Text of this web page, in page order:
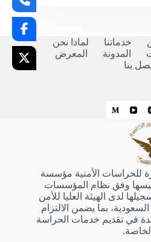
خدماتنا
لماذا نحن
المدونة
المعرض
بنا
للحراسات الأمنية مؤسسة
وفق نظام المؤسسات
لدى الهيئة العليا للأمن
بما يضمن الالتزام
في تقديم خدمات الحراسة
الخاصة.